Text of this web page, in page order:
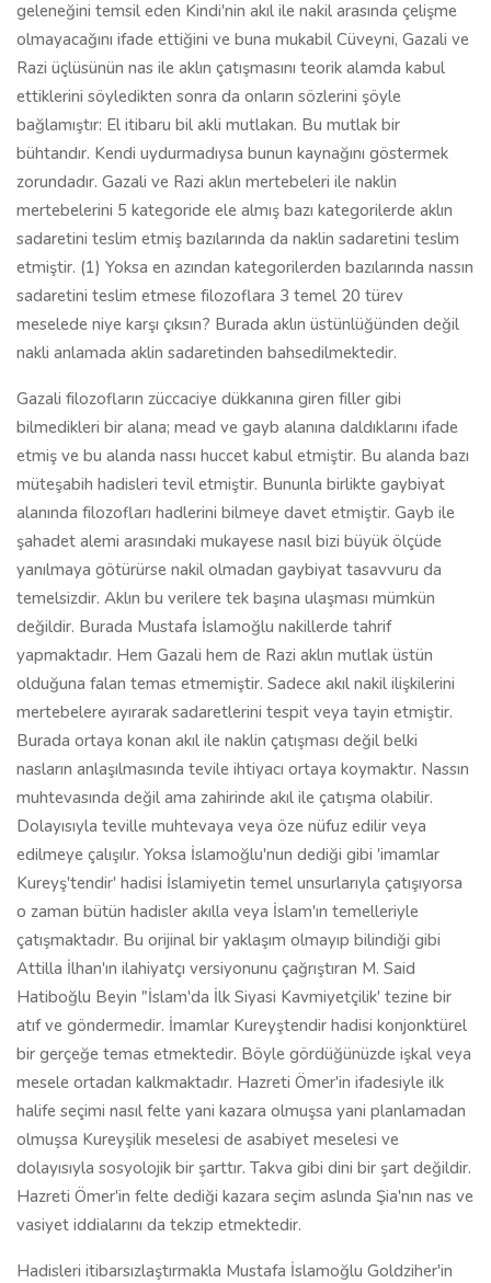
geleneğini temsil eden Kindi'nin akıl ile nakil arasında çelişme
olmayacağını ifade ettiğini ve buna mukabil Cüveyni, Gazali ve
Razi üçlüsünün nas ile aklın çatışmasını teorik alamda kabul
ettiklerini söyledikten sonra da onların sözlerini şöyle
bağlamıştır: El itibaru bil akli mutlakan. Bu mutlak bir
bühtandır. Kendi uydurmadıysa bunun kaynağını göstermek
zorundadır. Gazali ve Razi aklın mertebeleri ile naklin
mertebelerini 5 kategoride ele almış bazı kategorilerde aklın
sadaretini teslim etmiş bazılarında da naklin sadaretini teslim
etmiştir. (1) Yoksa en azından kategorilerden bazılarında nassın
sadaretini teslim etmese filozoflara 3 temel 20 türev
meselede niye karşı çıksın? Burada aklın üstünlüğünden değil
nakli anlamada aklin sadaretinden bahsedilmektedir.
Gazali filozofların züccaciye dükkanına giren filler gibi
bilmedikleri bir alana; mead ve gayb alanına daldıklarını ifade
etmiş ve bu alanda nassı huccet kabul etmiştir. Bu alanda bazı
müteşabih hadisleri tevil etmiştir. Bununla birlikte gaybiyat
alanında filozofları hadlerini bilmeye davet etmiştir. Gayb ile
şahadet alemi arasındaki mukayese nasıl bizi büyük ölçüde
yanılmaya götürürse nakil olmadan gaybiyat tasavvuru da
temelsizdir. Aklın bu verilere tek başına ulaşması mümkün
değildir. Burada Mustafa İslamoğlu nakillerde tahrif
yapmaktadır. Hem Gazali hem de Razi aklın mutlak üstün
olduğuna falan temas etmemiştir. Sadece akıl nakil ilişkilerini
mertebelere ayırarak sadaretlerini tespit veya tayin etmiştir.
Burada ortaya konan akıl ile naklin çatışması değil belki
nasların anlaşılmasında tevile ihtiyacı ortaya koymaktır. Nassın
muhtevasında değil ama zahirinde akıl ile çatışma olabilir.
Dolayısıyla teville muhtevaya veya öze nüfuz edilir veya
edilmeye çalışılır. Yoksa İslamoğlu'nun dediği gibi 'imamlar
Kureyş'tendir' hadisi İslamiyetin temel unsurlarıyla çatışıyorsa
o zaman bütün hadisler akılla veya İslam'ın temelleriyle
çatışmaktadır. Bu orijinal bir yaklaşım olmayıp bilindiği gibi
Attilla İlhan'ın ilahiyatçı versiyonunu çağrıştıran M. Said
Hatiboğlu Beyin "İslam'da İlk Siyasi Kavmiyetçilik' tezine bir
atıf ve göndermedir. İmamlar Kureyştendir hadisi konjonktürel
bir gerçeğe temas etmektedir. Böyle gördüğünüzde işkal veya
mesele ortadan kalkmaktadır. Hazreti Ömer'in ifadesiyle ilk
halife seçimi nasıl felte yani kazara olmuşsa yani planlamadan
olmuşsa Kureyşilik meselesi de asabiyet meselesi ve
dolayısıyla sosyolojik bir şarttır. Takva gibi dini bir şart değildir.
Hazreti Ömer'in felte dediği kazara seçim aslında Şia'nın nas ve
vasiyet iddialarını da tekzip etmektedir.
Hadisleri itibarsızlaştırmakla Mustafa İslamoğlu Goldziher'in